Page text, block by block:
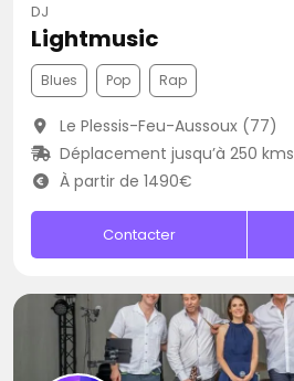
DJ
Lightmusic
Blues Pop Rap
Le Plessis-Feu-Aussoux (77)
Déplacement jusqu’à 250 kms
À partir de 1490€
Contacter